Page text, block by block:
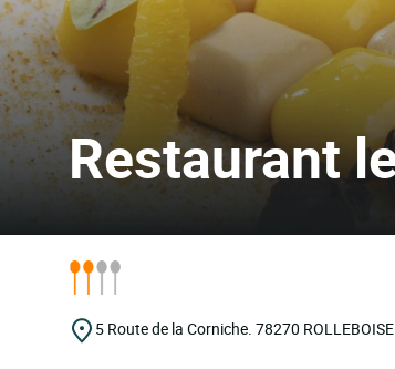
Restaurant
5 Route de la Corniche. 78270 ROLLEBOISE